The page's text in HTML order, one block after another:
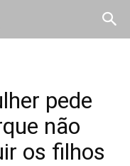
pede
não
os filhos